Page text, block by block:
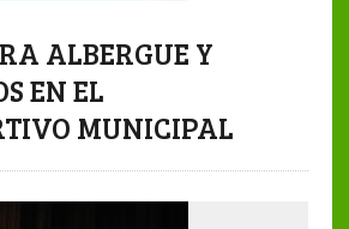
ALBERGUE Y
EN EL
MUNICIPAL